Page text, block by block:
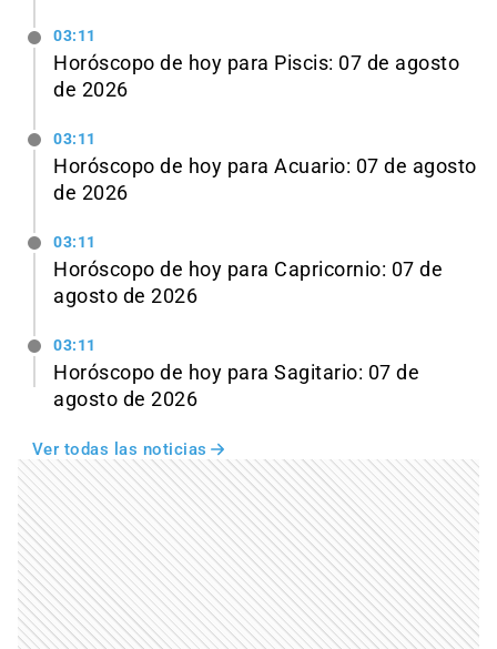
03:11
Horóscopo de hoy para Piscis: 07 de agosto
de 2026
03:11
Horóscopo de hoy para Acuario: 07 de agosto
de 2026
03:11
Horóscopo de hoy para Capricornio: 07 de
agosto de 2026
03:11
Horóscopo de hoy para Sagitario: 07 de
agosto de 2026
Ver todas las noticias